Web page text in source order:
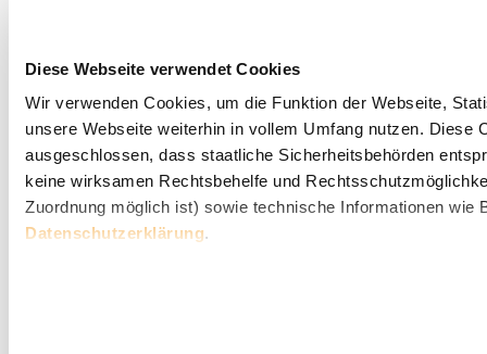
Diese Webseite verwendet Cookies
Wir verwenden Cookies, um die Funktion der Webseite,
unsere Webseite weiterhin in vollem Umfang nutzen.
ausgeschlossen, dass staatliche Sicherheitsbehörden
keine wirksamen Rechtsbehelfe und
Zuordnung möglich ist) sowie technische Informationen
Datenschutzerklärung.